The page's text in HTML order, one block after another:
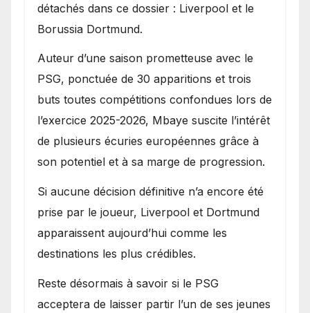
détachés dans ce dossier : Liverpool et le
Borussia Dortmund.
Auteur d’une saison prometteuse avec le
PSG, ponctuée de 30 apparitions et trois
buts toutes compétitions confondues lors de
l’exercice 2025-2026, Mbaye suscite l’intérêt
de plusieurs écuries européennes grâce à
son potentiel et à sa marge de progression.
Si aucune décision définitive n’a encore été
prise par le joueur, Liverpool et Dortmund
apparaissent aujourd’hui comme les
destinations les plus crédibles.
Reste désormais à savoir si le PSG
acceptera de laisser partir l’un de ses jeunes